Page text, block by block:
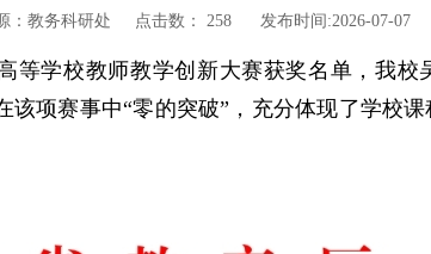
： 教务科研处 点击数： 258 发布时间:2026-07-07
等学校教师教学创新大赛获奖名单，我
项赛事中“零的突破”，充分体现了学校